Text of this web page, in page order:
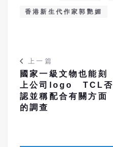
香港新生代作家郭艷媚
上一篇
國家一級文物也能刻
上公司logo TCL否
認並稱配合有關方面
的調查